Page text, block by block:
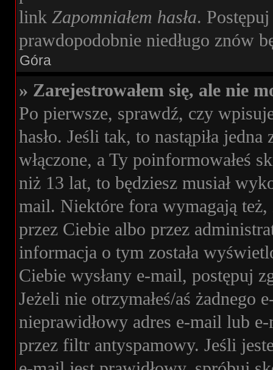
link Zapomniałem hasła.
prawdopodobnie niedługo znów
Góra
» Zarejestrowałem się, ale nie
Po pierwsze, sprawdź, czy
hasło. Jeśli tak, to nastąpiła
włączone, a Ty poinformowałeś
niż 13 lat, to będziesz musiał
mail. Niektóre fora wymagają
przez Ciebie albo przez
informacja o tym została
Ciebie wysłany e-mail, postępuj
Jeżeli nie otrzymałeś/aś żadnego
nieprawidłowy adres e-mail lub
przez filtr antyspamowy. Jeśli